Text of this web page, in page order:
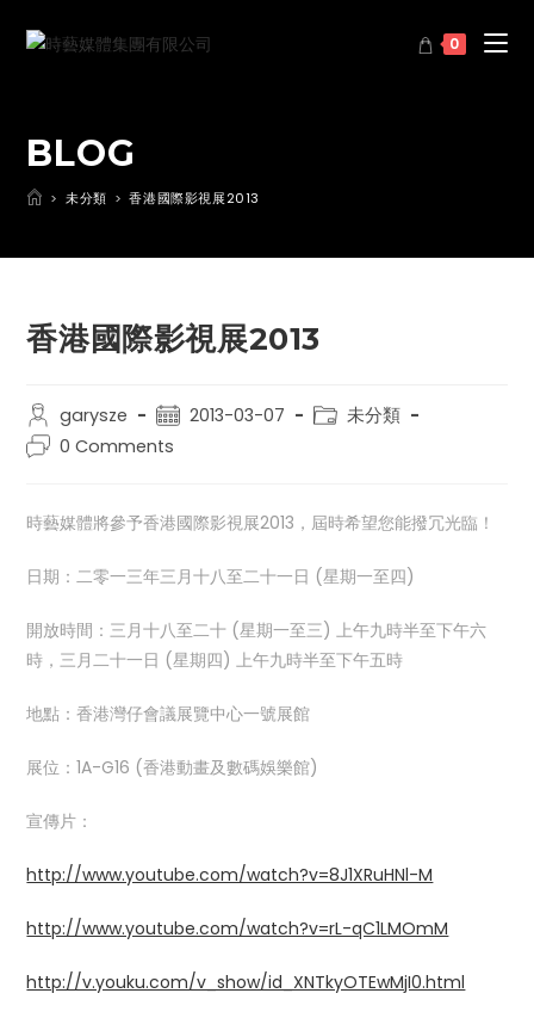
0
BLOG
> 未分類 > 香港國際影視展2013
香港國際影視展2013
garysze 2013-03-07
未分類
0 Comments
時藝媒體將參予香港國際影視展2013，屆時希望您能撥冗光臨！
日期：二零一三年三月十八至二十一日 (星期一至四)
開放時間：三月十八至二十 (星期一至三) 上午九時半至下午六
時，三月二十一日 (星期四) 上午九時半至下午五時
地點：香港灣仔會議展覽中心一號展館
展位：1A-G16 (香港動畫及數碼娛樂館)
宣傳片：
http://www.youtube.com/watch?v=8J1XRuHNl-M
http://www.youtube.com/watch?v=rL-qC1LMOmM
http://v.youku.com/v_show/id_XNTkyOTEwMjI0.html